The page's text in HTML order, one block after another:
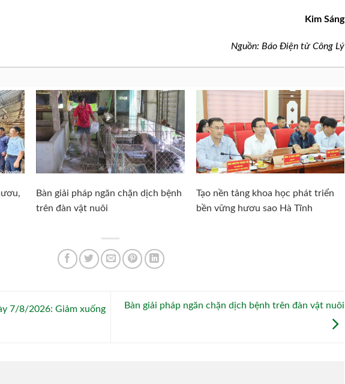
Kim Sáng
Nguồn: Báo Điện tử Công Lý
Bàn giải pháp ngăn chặn dịch bệnh
trên đàn vật nuôi
Tạo nền tảng khoa học phát triển
bền vững hươu sao Hà Tĩnh
7/8/2026: Giảm xuống
Bàn giải pháp ngăn chặn dịch bệnh trên đàn vật nuôi